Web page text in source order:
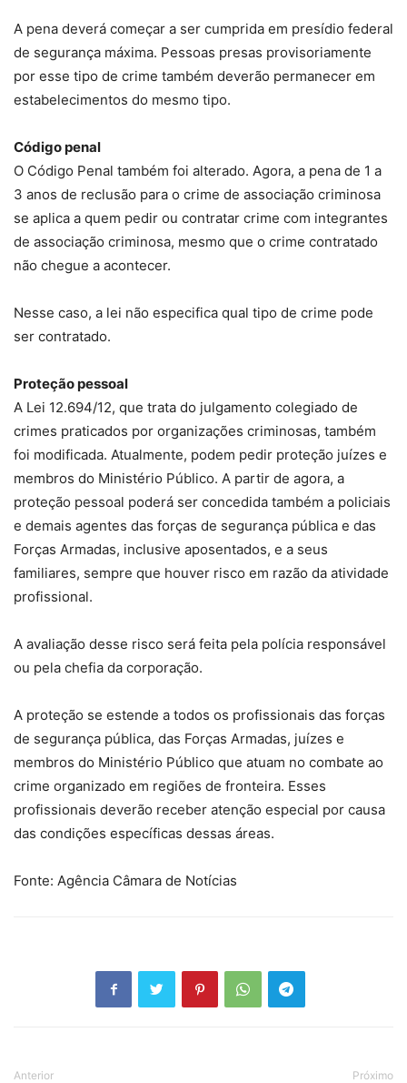
A pena deverá começar a ser cumprida em presídio federal
de segurança máxima. Pessoas presas provisoriamente
por esse tipo de crime também deverão permanecer em
estabelecimentos do mesmo tipo.
Código penal
O Código Penal também foi alterado. Agora, a pena de 1 a
3 anos de reclusão para o crime de associação criminosa
se aplica a quem pedir ou contratar crime com integrantes
de associação criminosa, mesmo que o crime contratado
não chegue a acontecer.
Nesse caso, a lei não especifica qual tipo de crime pode
ser contratado.
Proteção pessoal
A Lei 12.694/12, que trata do julgamento colegiado de
crimes praticados por organizações criminosas, também
foi modificada. Atualmente, podem pedir proteção juízes e
membros do Ministério Público. A partir de agora, a
proteção pessoal poderá ser concedida também a policiais
e demais agentes das forças de segurança pública e das
Forças Armadas, inclusive aposentados, e a seus
familiares, sempre que houver risco em razão da atividade
profissional.
A avaliação desse risco será feita pela polícia responsável
ou pela chefia da corporação.
A proteção se estende a todos os profissionais das forças
de segurança pública, das Forças Armadas, juízes e
membros do Ministério Público que atuam no combate ao
crime organizado em regiões de fronteira. Esses
profissionais deverão receber atenção especial por causa
das condições específicas dessas áreas.
Fonte: Agência Câmara de Notícias
Anterior Próximo